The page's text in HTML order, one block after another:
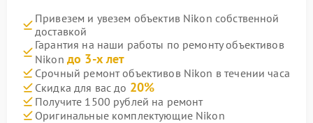
Привезем и увезем объектив Nikon собственной
доставкой
Гарантия на наши работы по ремонту объективов
Nikon до 3-х лет
Срочный ремонт объективов Nikon в течении часа
Скидка для вас до 20%
Получите 1500 рублей на ремонт
Оригинальные комплектующие Nikon